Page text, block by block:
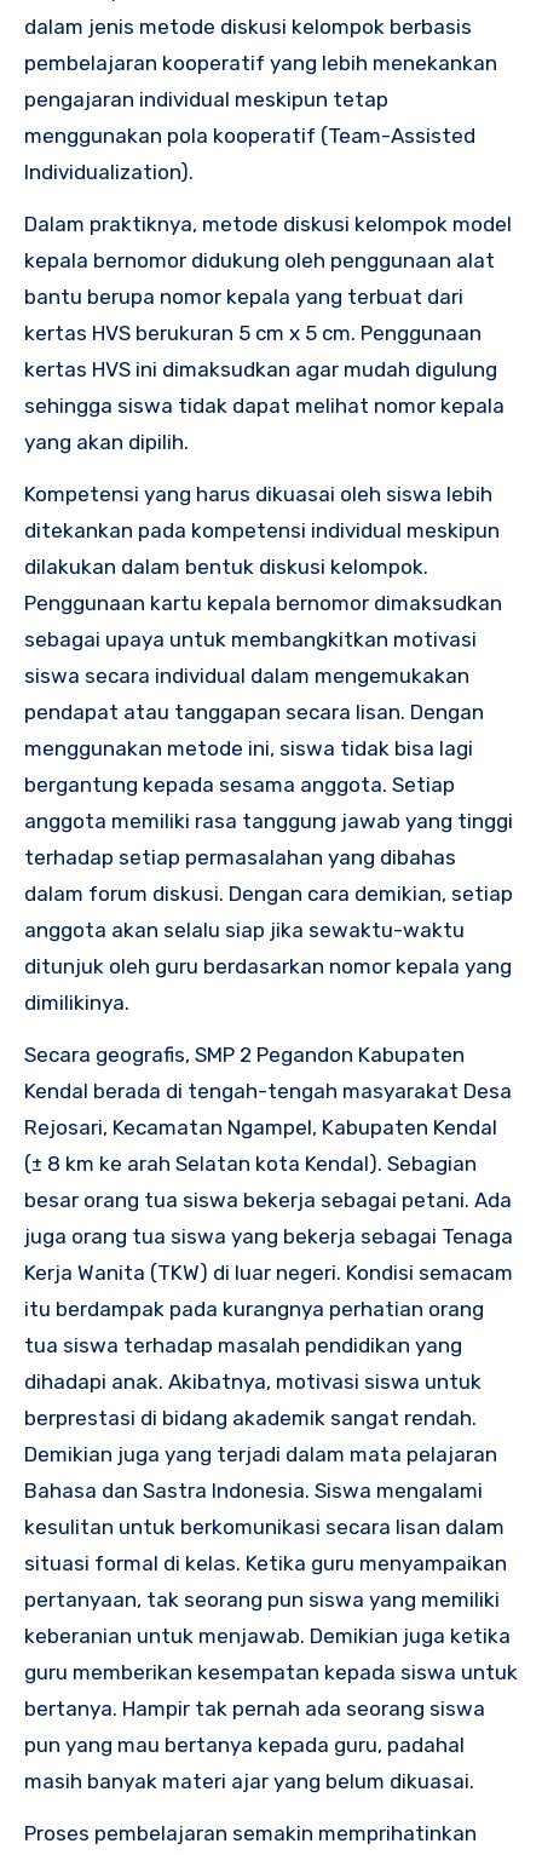
dalam jenis metode diskusi kelompok berbasis
pembelajaran kooperatif yang lebih menekankan
pengajaran individual meskipun tetap
menggunakan pola kooperatif (Team-Assisted
Individualization).
Dalam praktiknya, metode diskusi kelompok model
kepala bernomor didukung oleh penggunaan alat
bantu berupa nomor kepala yang terbuat dari
kertas HVS berukuran 5 cm x 5 cm. Penggunaan
kertas HVS ini dimaksudkan agar mudah digulung
sehingga siswa tidak dapat melihat nomor kepala
yang akan dipilih.
Kompetensi yang harus dikuasai oleh siswa lebih
ditekankan pada kompetensi individual meskipun
dilakukan dalam bentuk diskusi kelompok.
Penggunaan kartu kepala bernomor dimaksudkan
sebagai upaya untuk membangkitkan motivasi
siswa secara individual dalam mengemukakan
pendapat atau tanggapan secara lisan. Dengan
menggunakan metode ini, siswa tidak bisa lagi
bergantung kepada sesama anggota. Setiap
anggota memiliki rasa tanggung jawab yang tinggi
terhadap setiap permasalahan yang dibahas
dalam forum diskusi. Dengan cara demikian, setiap
anggota akan selalu siap jika sewaktu-waktu
ditunjuk oleh guru berdasarkan nomor kepala yang
dimilikinya.
Secara geografis, SMP 2 Pegandon Kabupaten
Kendal berada di tengah-tengah masyarakat Desa
Rejosari, Kecamatan Ngampel, Kabupaten Kendal
(± 8 km ke arah Selatan kota Kendal). Sebagian
besar orang tua siswa bekerja sebagai petani. Ada
juga orang tua siswa yang bekerja sebagai Tenaga
Kerja Wanita (TKW) di luar negeri. Kondisi semacam
itu berdampak pada kurangnya perhatian orang
tua siswa terhadap masalah pendidikan yang
dihadapi anak. Akibatnya, motivasi siswa untuk
berprestasi di bidang akademik sangat rendah.
Demikian juga yang terjadi dalam mata pelajaran
Bahasa dan Sastra Indonesia. Siswa mengalami
kesulitan untuk berkomunikasi secara lisan dalam
situasi formal di kelas. Ketika guru menyampaikan
pertanyaan, tak seorang pun siswa yang memiliki
keberanian untuk menjawab. Demikian juga ketika
guru memberikan kesempatan kepada siswa untuk
bertanya. Hampir tak pernah ada seorang siswa
pun yang mau bertanya kepada guru, padahal
masih banyak materi ajar yang belum dikuasai.
Proses pembelajaran semakin memprihatinkan